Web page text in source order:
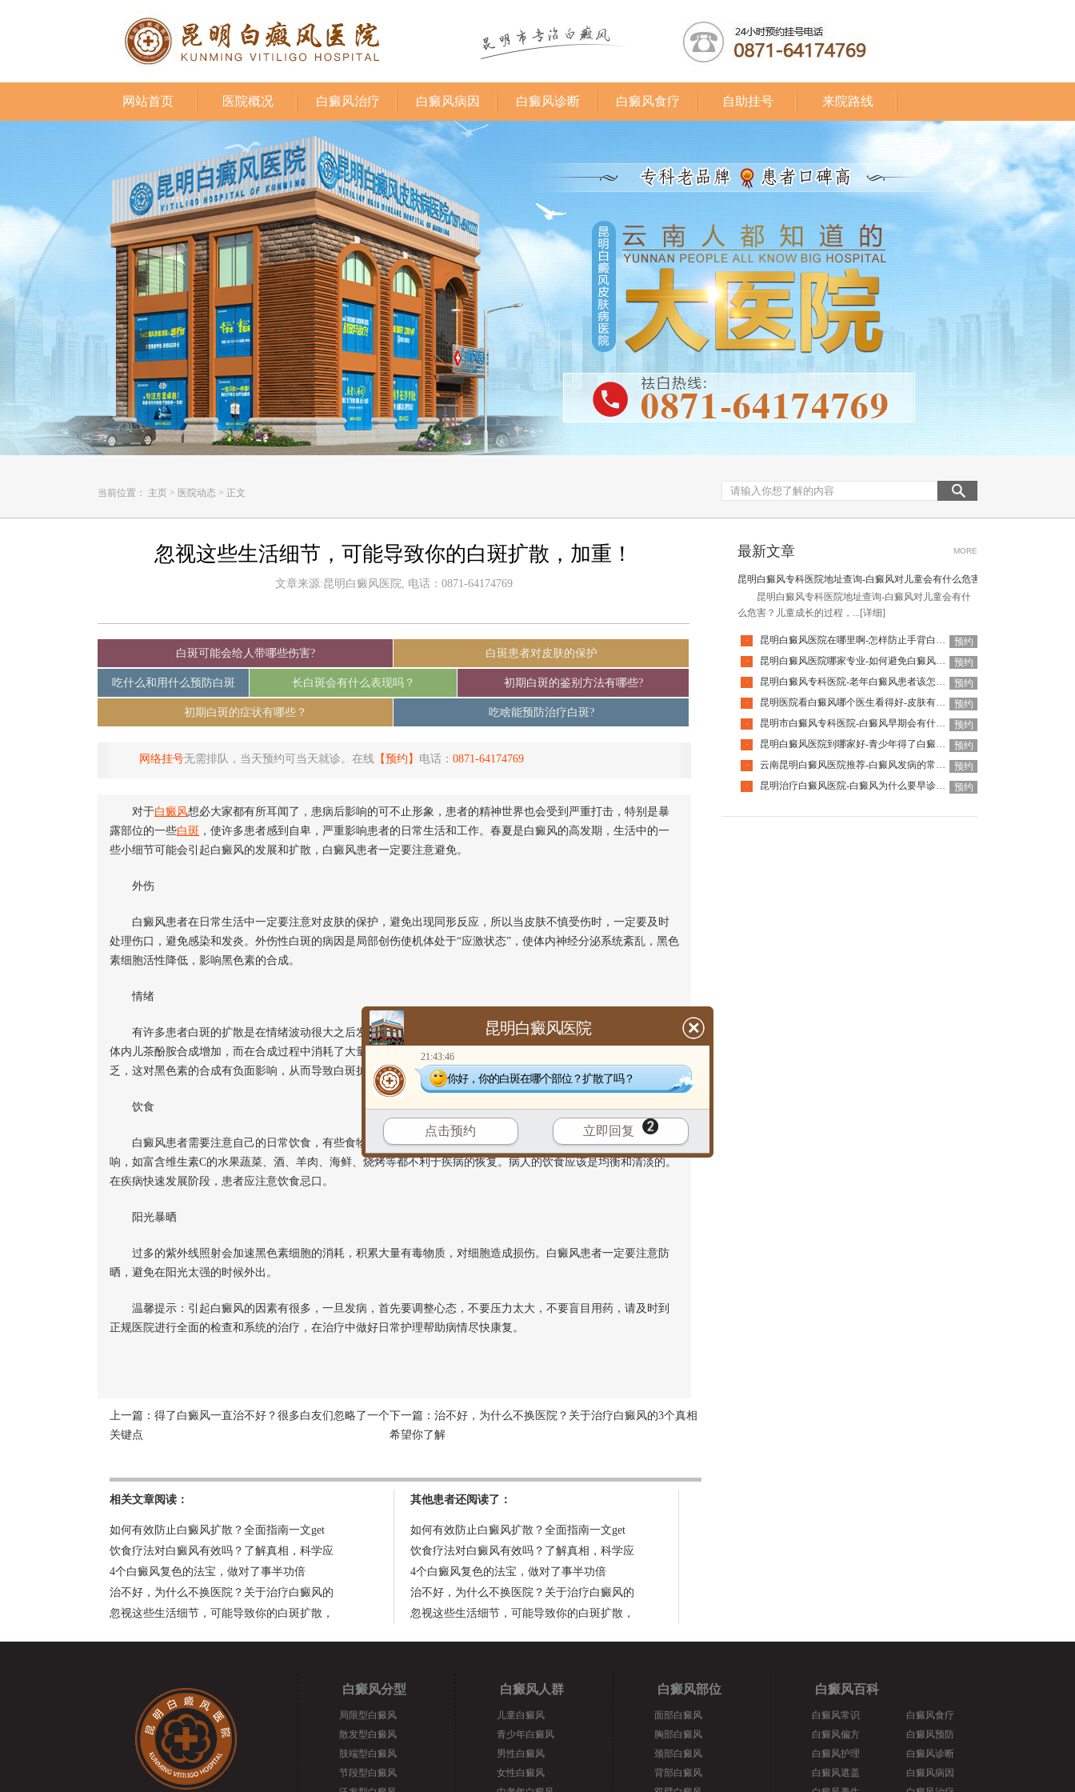
网站首页 医院概况 白癜风治疗 白癜风病因 白癜风诊断 白癜风食疗 自助挂号 来院路线
当前位置： 主页 > 医院动态 > 正文
忽视这些生活细节，可能导致你的白斑扩散，加重！
文章来源:昆明白癜风医院, 电话：0871-64174769
白斑可能会给人带哪些伤害? 白斑患者对皮肤的保护
吃什么和用什么预防白斑 长白斑会有什么表现吗？ 初期白斑的鉴别方法有哪些?
初期白斑的症状有哪些？ 吃啥能预防治疗白斑?
网络挂号无需排队，当天预约可当天就诊。在线 【预约】 电话： 0871-64174769
对于白癜风想必大家都有所耳闻了，患病后影响的可不止形象，患者的精神世界也会受到严重打击，特别是暴
露部位的一些白斑 ，使许多患者感到自卑，严重影响患者的日常生活和工作。春夏是白癜风的高发期，生活中的一
些小细节可能会引起白癜风的发展和扩散，白癜风患者一定要注意避免。
外伤
白癜风患者在日常生活中一定要注意对皮肤的保护，避免出现同形反应，所以当皮肤不慎受伤时，一定要及时
处理伤口，避免感染和发炎。外伤性白斑的病因是局部创伤使机体处于“应激状态”，使体内神经分泌系统紊乱，黑色
素细胞活性降低，影响黑色素的合成。
情绪
有许多患者白斑的扩散是在情绪波动很大之后发生的。当人的情绪不稳定时，会导致体内交感神经兴奋，导致
体内儿茶酚胺合成增加，而在合成过程中消耗了大量的酪氨酸酶，这也直接导致黑色素合成所需的酪氨酸物质的缺
乏，这对黑色素的合成有负面影响，从而导致白斑扩散。
饮食
白癜风患者需要注意自己的日常饮食，有些食物不适合白癜风患者食用，过量食用会对疾病产生很不利的影
响，如富含维生素C的水果蔬菜、酒、羊肉、海鲜、烧烤等都不利于疾病的恢复。病人的饮食应该是均衡和清淡的。
在疾病快速发展阶段，患者应注意饮食忌口。
阳光暴晒
过多的紫外线照射会加速黑色素细胞的消耗，积累大量有毒物质，对细胞造成损伤。白癜风患者一定要注意防
晒，避免在阳光太强的时候外出。
温馨提示：引起白癜风的因素有很多，一旦发病，首先要调整心态，不要压力太大，不要盲目用药，请及时到
正规医院进行全面的检查和系统的治疗，在治疗中做好日常护理帮助病情尽快康复。
上一篇： 得了白癜风一直治不好？很多白友们忽略了一个
关键点
下一篇： 治不好，为什么不换医院？关于治疗白癜风的3个真相
希望你了解
相关文章阅读：
如何有效防止白癜风扩散？全面指南一文get
饮食疗法对白癜风有效吗？了解真相，科学应
4个白癜风复色的法宝，做对了事半功倍
治不好，为什么不换医院？关于治疗白癜风的
忽视这些生活细节，可能导致你的白斑扩散，
其他患者还阅读了：
如何有效防止白癜风扩散？全面指南一文get
饮食疗法对白癜风有效吗？了解真相，科学应
4个白癜风复色的法宝，做对了事半功倍
治不好，为什么不换医院？关于治疗白癜风的
忽视这些生活细节，可能导致你的白斑扩散，
最新文章 MORE
昆明白癜风专科医院地址查询-白癜风对儿童会有什么危害
昆明白癜风专科医院地址查询-白癜风对儿童会有什
么危害？儿童成长的过程，... [详细]
· 昆明白癜风医院在哪里啊-怎样防止手背白癜风扩散呢
预约
·
昆明白癜风医院哪家专业-如何避免白癜风复发呢
预约
·
昆明白癜风专科医院-老年白癜风患者该怎么有效应对疾病
预约
·
昆明医院看白癜风哪个医生看得好-皮肤有白癜风后该怎么护理
预约
·
昆明市白癜风专科医院-白癜风早期会有什么症状
预约
·
昆明白癜风医院到哪家好-青少年得了白癜风该怎么科学治疗呢
预约
·
云南昆明白癜风医院推荐-白癜风发病的常见诱因是什么
预约
·
昆明治疗白癜风医院-白癜风为什么要早诊早治 预约
白癜风分型
局限型白癜风
散发型白癜风
肢端型白癜风
节段型白癜风
白癜风人群
儿童白癜风
青少年白癜风
男性白癜风
女性白癜风
白癜风部位
面部白癜风
胸部白癜风
颈部白癜风
背部白癜风
白癜风百科
白癜风常识
白癜风偏方
白癜风护理
白癜风遮盖
白癜风食疗
白癜风预防
白癜风诊断
白癜风病因
昆明白癜风医院
21:43:46
你好，你的白斑在哪个部位？扩散了吗？
点击预约 立即回复